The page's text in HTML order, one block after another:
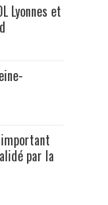
Lyonnes et
par la